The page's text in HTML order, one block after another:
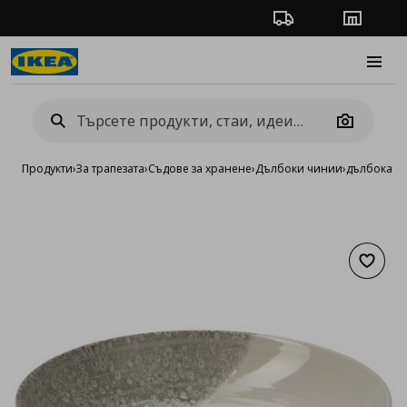
Проследяване на
Camera
Продукти›За трапезата›Съдове за хранене›Дълбоки чинии›дълбока